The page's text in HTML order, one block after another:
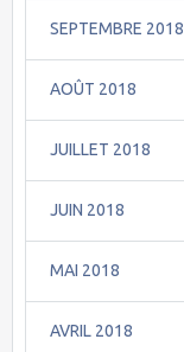
SEPTEMBRE 2018
AOÛT 2018
JUILLET 2018
JUIN 2018
MAI 2018
AVRIL 2018